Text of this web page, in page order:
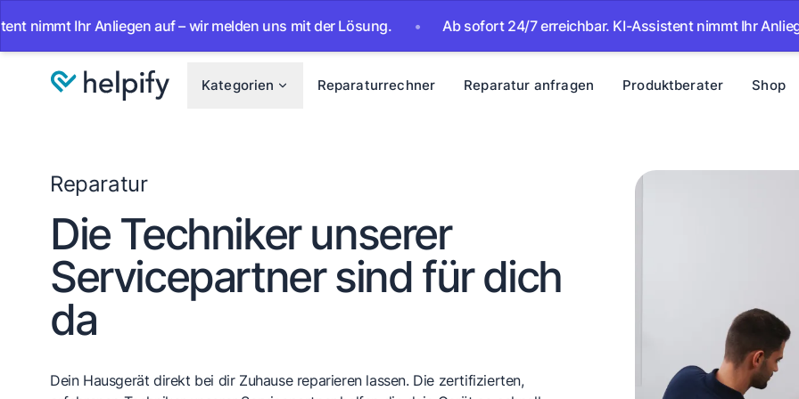
Anliegen auf – wir melden uns mit der Lösung. • Ab sofort 24/7 erreichbar. KI-Assistent nimmt Ihr Anliegen auf –
Kategorien Reparaturrechner Reparatur anfragen Produktberater Shop
Reparatur
Die Techniker unserer
Servicepartner sind für dich
da
Dein Hausgerät direkt bei dir Zuhause reparieren lassen. Die zertifizierten,